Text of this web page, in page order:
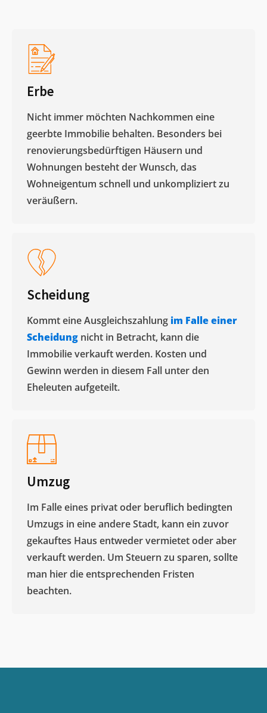
Erbe
Nicht immer möchten Nachkommen eine
geerbte Immobilie behalten. Besonders bei
renovierungsbedürftigen Häusern und
Wohnungen besteht der Wunsch, das
Wohneigentum schnell und unkompliziert zu
veräußern. ​
Scheidung
Kommt eine Ausgleichszahlung im Falle einer
Scheidung nicht in Betracht, kann die
Immobilie verkauft werden. Kosten und
Gewinn werden in diesem Fall unter den
Eheleuten aufgeteilt.​
Umzug
Im Falle eines privat oder beruflich bedingten
Umzugs in eine andere Stadt, kann ein zuvor
gekauftes Haus entweder vermietet oder aber
verkauft werden. Um Steuern zu sparen, sollte
man hier die entsprechenden Fristen
beachten.